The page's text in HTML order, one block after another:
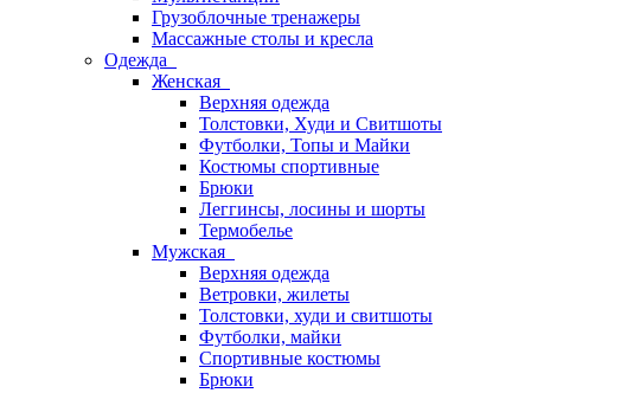
Грузоблочные тренажеры
Массажные столы и кресла
Одежда
Женская
Верхняя одежда
Толстовки, Худи и Свитшоты
Футболки, Топы и Майки
Костюмы спортивные
Брюки
Леггинсы, лосины и шорты
Термобелье
Мужская
Верхняя одежда
Ветровки, жилеты
Толстовки, худи и свитшоты
Футболки, майки
Спортивные костюмы
Брюки